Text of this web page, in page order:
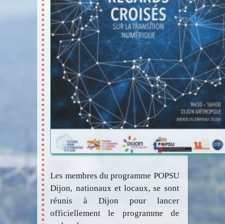
Les membres du programme POPSU
Dijon, nationaux et locaux, se sont
réunis à Dijon pour lancer
officiellement le programme de